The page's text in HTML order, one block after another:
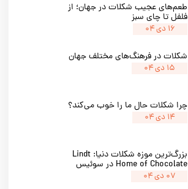
طعم‌های عجیب شکلات در جهان؛ از
فلفل تا چای سبز
۱۶ دی ۰۴
شکلات در فرهنگ‌های مختلف جهان
۱۵ دی ۰۴
چرا شکلات حال ما را خوب می‌کند؟
۱۴ دی ۰۴
بزرگ‌ترین موزه شکلات دنیا: Lindt
Home of Chocolate در سوئیس
۰۷ دی ۰۴